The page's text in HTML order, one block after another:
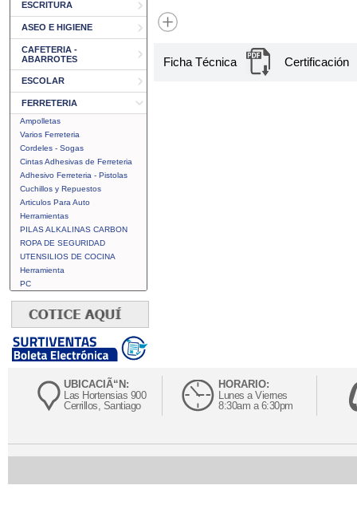
ESCRITURA
ASEO E HIGIENE
CAFETERIA -
ABARROTES
ESCOLAR
FERRETERIA
Ampolletas
Varios Ferreteria
Cordeles - Sogas
Cintas Adhesivas de Ferreteria
Adhesivo Ferreteria - Pistolas
Cuchillos y Repuestos
Articulos Para Auto
Herramientas
PILAS ALKALINAS CARBON
ROPA DE SEGURIDAD
UTENSILIOS DE COCINA
Herramienta
PC
Ficha Técnica Certificación
UBICACIÃ“N:
Las Hortensias 900
Cerrillos, Santiago
HORARIO:
Lunes a Viernes
8:30am a 6:30pm